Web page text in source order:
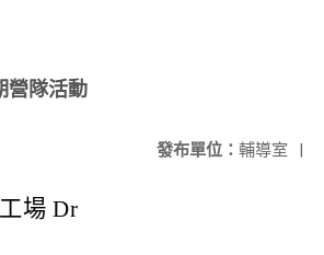
營隊活動
發布單位： 輔導室 |
場 Dr